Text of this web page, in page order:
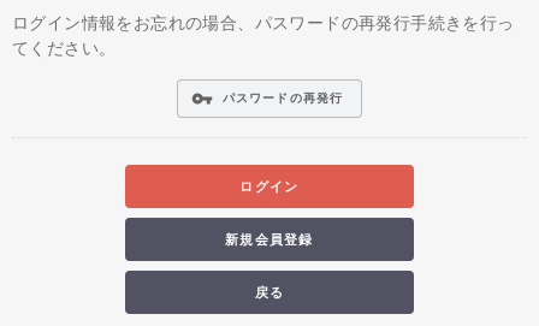
ログイン情報をお忘れの場合、パスワードの再発行手続きを行っ
てください。
vpn_key パスワードの再発行
ログイン
新規会員登録
戻る